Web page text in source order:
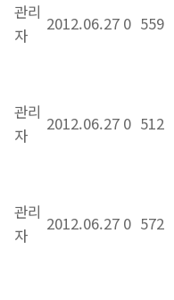
관리
자
2012.06.27 0 559
관리
자
2012.06.27 0 512
관리
자
2012.06.27 0 572